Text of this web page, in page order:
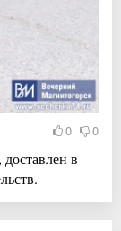
0 0
в